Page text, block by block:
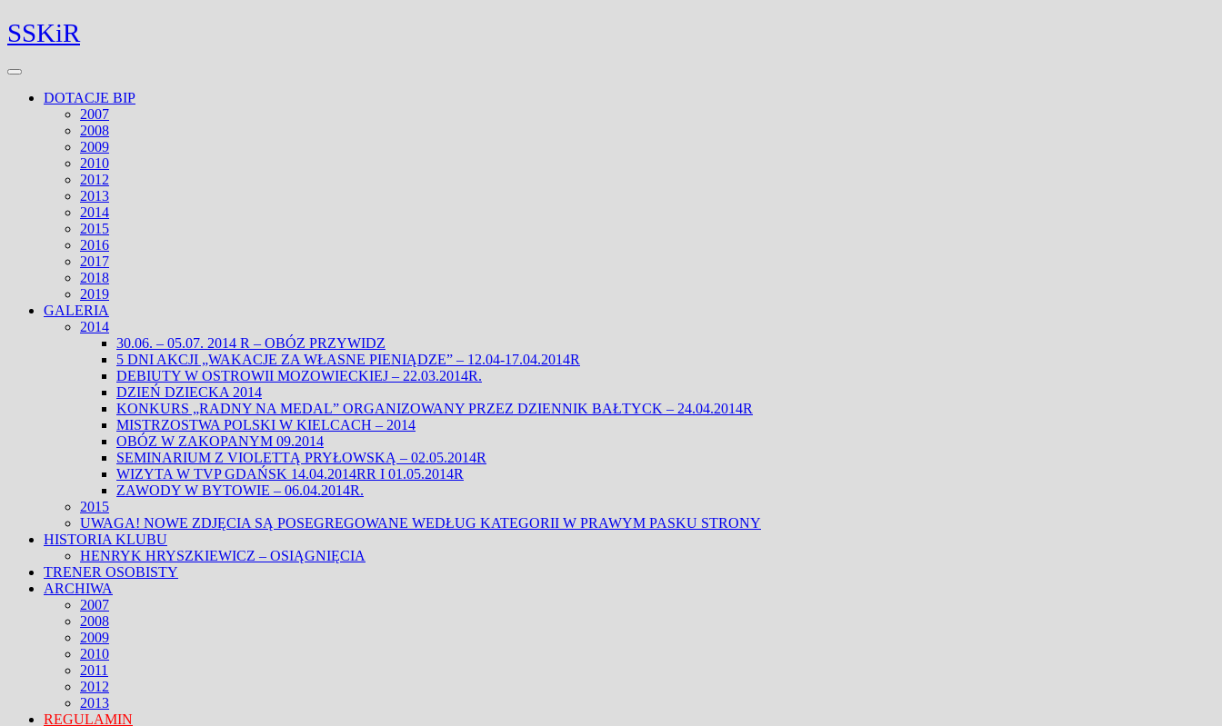
to
content
SSKiR
Open
DOTACJE BIP
2007
2008
2009
2010
2012
2013
2014
2015
2016
2017
2018
2019
GALERIA
2014
30.06. – 05.07. 2014 R – OBÓZ PRZYWIDZ
5 DNI AKCJI „WAKACJE ZA WŁASNE PIENIĄDZE” – 12.04-17.04.2014R
DEBIUTY W OSTROWII MOZOWIECKIEJ – 22.03.2014R.
DZIEŃ DZIECKA 2014
KONKURS „RADNY NA MEDAL” ORGANIZOWANY PRZEZ DZIENNIK BAŁTYCK – 24.04.2014R
MISTRZOSTWA POLSKI W KIELCACH – 2014
OBÓZ W ZAKOPANYM 09.2014
SEMINARIUM Z VIOLETTĄ PRYŁOWSKĄ – 02.05.2014R
WIZYTA W TVP GDAŃSK 14.04.2014RR I 01.05.2014R
ZAWODY W BYTOWIE – 06.04.2014R.
2015
UWAGA! NOWE ZDJĘCIA SĄ POSEGREGOWANE WEDŁUG KATEGORII W PRAWYM PASKU STRONY
HISTORIA KLUBU
HENRYK HRYSZKIEWICZ – OSIĄGNIĘCIA
TRENER OSOBISTY
ARCHIWA
2007
2008
2009
2010
2011
2012
2013
REGULAMIN